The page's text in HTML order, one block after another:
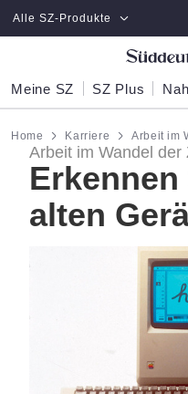
Zum Hauptinhalt springen
Alle SZ-Produkte
Meine SZ SZ Plus
Home Karriere Arbeit im
Arbeit im Wandel der
alten